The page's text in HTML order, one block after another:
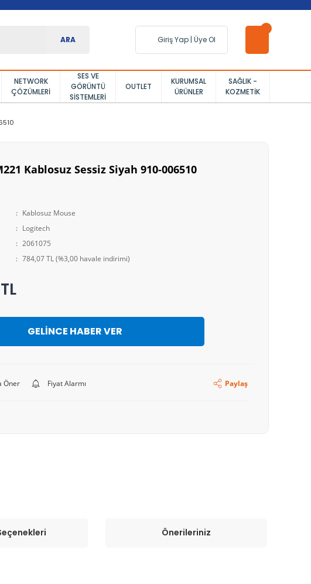
ARA Giriş Yap | Üye Ol
NETWORK
ÇÖZÜMLERI
SES VE
GÖRÜNTÜ
SISTEMLERI
OUTLET
KURUMSAL
ÜRÜNLER
SAĞLIK -
KOZMETIK
Kablosuz Sessiz Siyah 910-006510
Kablosuz Mouse
Logitech
2061075
784,07 TL (%3,00 havale indirimi)
GELİNCE HABER VER
Öner Fiyat Alarmı Paylaş
Önerileriniz